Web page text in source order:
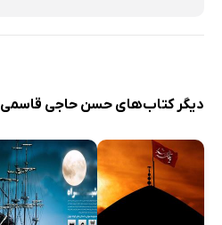
دیگر کتاب‌های حسن حاجی قاسمی